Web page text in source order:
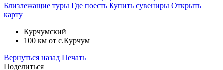
Близлежащие туры Где поесть Купить сувениры Открыть
карту
Курчумский
100 км от с.Курчум
Вернуться назад Печать
Поделиться